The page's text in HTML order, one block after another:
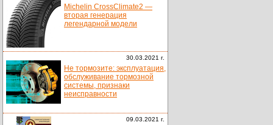
Michelin CrossClimate2 —
вторая генерация
легендарной модели
30.03.2021 г.
Не тормозите: эксплуатация,
обслуживание тормозной
системы, признаки
неисправности
09.03.2021 г.